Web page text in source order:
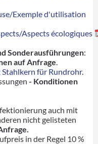
Exemple d'utilisation
Aspects écologiques
Sonderausführungen:
auf Anfrage
Stahlkern für Rundrohr.
- Konditionen
auch mit
nicht gelisteten
in der Regel 10 %